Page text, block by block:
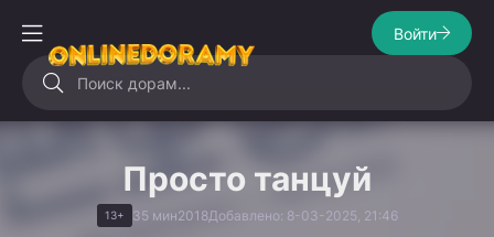
Войти
Просто танцуй
13+ 35 мин2018Добавлено: 8-03-2025, 21:46